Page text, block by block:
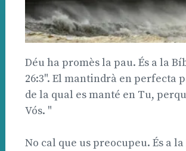
Déu ha promès la pau. És a la
26:3". El mantindrà en perfecta
de la qual es manté en Tu,
Vós. "
No cal que us preocupeu. És a